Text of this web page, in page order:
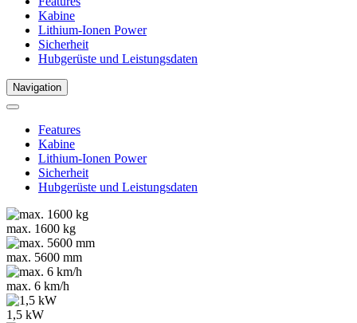
Kabine
Lithium-Ionen Power
Sicherheit
Hubgerüste und Leistungsdaten
Navigation
Features
Kabine
Lithium-Ionen Power
Sicherheit
Hubgerüste und Leistungsdaten
max. 1600 kg
max. 5600 mm
max. 6 km/h
1,5 kW